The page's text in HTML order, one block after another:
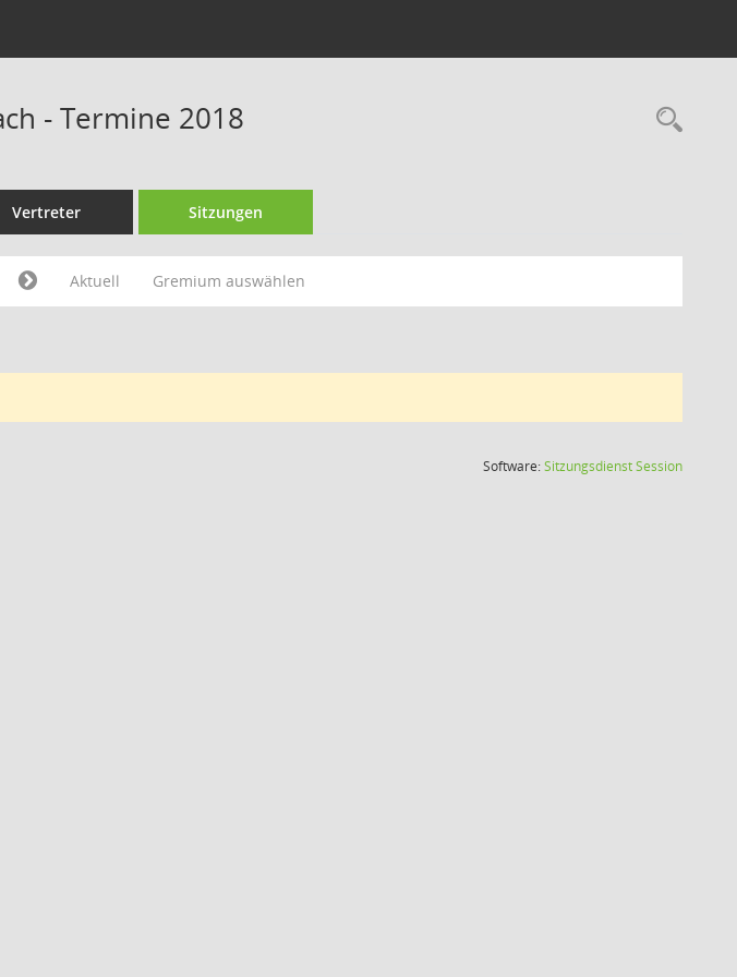
- Termine 2018
Vertreter Sitzungen
Aktuell Gremium auswählen
Software:SitzungsdienstSession(Wird in